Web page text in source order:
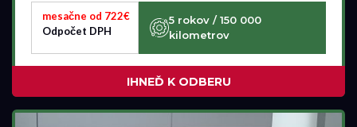
mesačne od 722€
Odpočet DPH
5 rokov / 150 000
kilometrov
IHNEĎ K ODBERU